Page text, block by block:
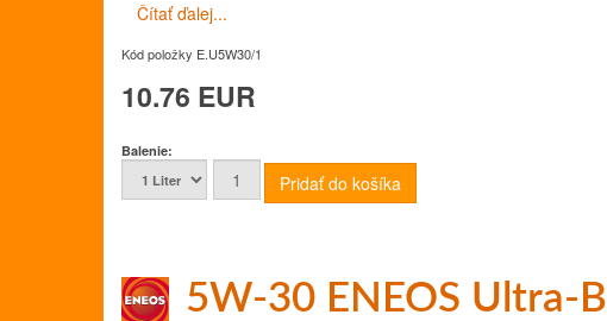
Čítať ďalej...
Kód položky E.U5W30/1
10.76 EUR
Balenie:
5W-30 ENEOS Ultra-B